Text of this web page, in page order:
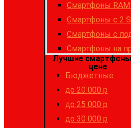
Смартфоны RAM
Cмартфоны с 2
Cмартфоны с
Смартфоны на
Лучшие
цене
Бюджетные
до 20 000 р
до 25 000 р
до 30 000 р